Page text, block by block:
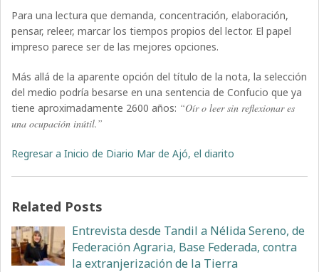
Para una lectura que demanda, concentración, elaboración,
pensar, releer, marcar los tiempos propios del lector. El papel
impreso parece ser de las mejores opciones.
Más allá de la aparente opción del título de la nota, la selección
del medio podría besarse en una sentencia de Confucio que ya
tiene aproximadamente 2600 años: “Oír o leer sin reflexionar es
una ocupación inútil.”
Regresar a Inicio de Diario Mar de Ajó, el diarito
Related Posts
Entrevista desde Tandil a Nélida Sereno, de
Federación Agraria, Base Federada, contra
la extranjerización de la Tierra